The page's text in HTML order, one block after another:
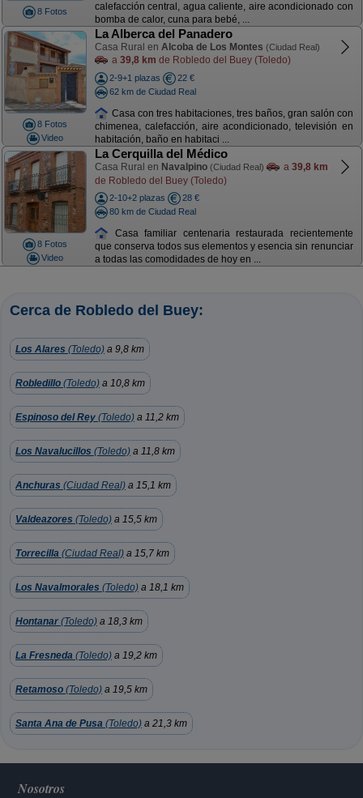
8 Fotos
calefacción central, agua caliente, aire acondicionado con
bomba de calor, cuna para bebé, ...
8 Fotos
Video
La Alberca del Panadero
Casa Rural en Alcoba de Los Montes (Ciudad Real)
a 39,8 km de Robledo del Buey (Toledo)
2-9+1 plazas
22 €
62 km de Ciudad Real
Casa con tres habitaciones, tres baños, gran salón con
chimenea, calefacción, aire acondicionado, televisión en
habitación, baño en habitaci ...
8 Fotos
Video
La Cerquilla del Médico
Casa Rural en Navalpino (Ciudad Real) a 39,8 km
de Robledo del Buey (Toledo)
2-10+2 plazas
28 €
80 km de Ciudad Real
Casa familiar centenaria restaurada recientemente
que conserva todos sus elementos y esencia sin renunciar
a todas las comodidades de hoy en ...
Cerca de Robledo del Buey:
Los Alares (Toledo) a 9,8 km
Robledillo (Toledo) a 10,8 km
Espinoso del Rey (Toledo) a 11,2 km
Los Navalucillos (Toledo) a 11,8 km
Anchuras (Ciudad Real) a 15,1 km
Valdeazores (Toledo) a 15,5 km
Torrecilla (Ciudad Real) a 15,7 km
Los Navalmorales (Toledo) a 18,1 km
Hontanar (Toledo) a 18,3 km
La Fresneda (Toledo) a 19,2 km
Retamoso (Toledo) a 19,5 km
Santa Ana de Pusa (Toledo) a 21,3 km
Nosotros